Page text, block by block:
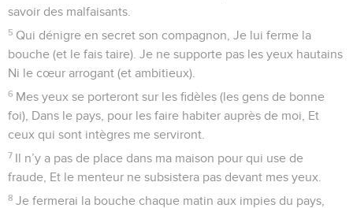
savoir des malfaisants.
5 Qui dénigre en secret son compagnon, Je lui ferme la
bouche (et le fais taire). Je ne supporte pas les yeux hautains
Ni le cœur arrogant (et ambitieux).
6 Mes yeux se porteront sur les fidèles (les gens de bonne
foi), Dans le pays, pour les faire habiter auprès de moi, Et
ceux qui sont intègres me serviront.
7 Il n’y a pas de place dans ma maison pour qui use de
fraude, Et le menteur ne subsistera pas devant mes yeux.
8 Je fermerai la bouche chaque matin aux impies du pays,